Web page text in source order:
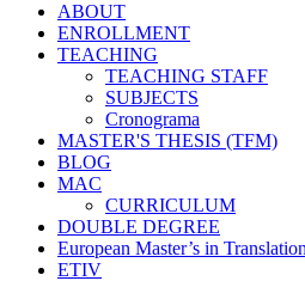
ABOUT
ENROLLMENT
TEACHING
TEACHING STAFF
SUBJECTS
Cronograma
MASTER'S THESIS (TFM)
BLOG
MAC
CURRICULUM
DOUBLE DEGREE
European Master’s in
ETIV